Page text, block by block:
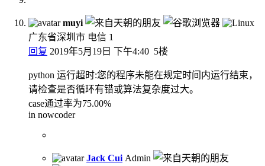
muyi
广东省深圳市 电信 1
回复 2019年5月19日 下午4:40 5楼
python 运行超时:您的程序未能在规定时间内运行结束，
请检查是否循环有错或算法复杂度过大。
case通过率为75.00%
in nowcoder
Jack Cui Admin